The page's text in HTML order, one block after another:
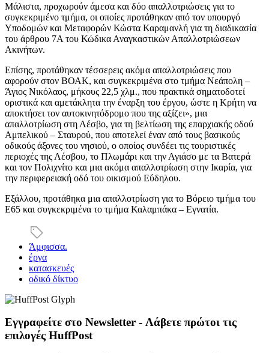
Μάλιστα, προχωρούν άμεσα και δύο απαλλοτριώσεις για το
συγκεκριμένο τμήμα, οι οποίες προτάθηκαν από τον υπουργό
Υποδομών και Μεταφορών Κώστα Καραμανλή για τη διαδικασία
του άρθρου 7Α του Κώδικα Αναγκαστικών Απαλλοτριώσεων
Ακινήτων.
Επίσης, προτάθηκαν τέσσερεις ακόμα απαλλοτριώσεις που
αφορούν στον ΒΟΑΚ, και συγκεκριμένα στο τμήμα Νεάπολη –
Άγιος Νικόλαος, μήκους 22,5 χλμ., που πρακτικά σηματοδοτεί
οριστικά και αμετάκλητα την έναρξη του έργου, ώστε η Κρήτη να
αποκτήσει τον αυτοκινητόδρομο που της αξίζει», μια
απαλλοτρίωση στη Λέσβο, για τη βελτίωση της επαρχιακής οδού
Αμπελικού – Σταυρού, που αποτελεί έναν από τους βασικούς
οδικούς άξονες του νησιού, ο οποίος συνδέει τις τουριστικές
περιοχές της Λέσβου, το Πλωμάρι και την Αγιάσο με τα Βατερά
και τον Πολιχνίτο και μια ακόμα απαλλοτρίωση στην Ικαρία, για
την περιφερειακή οδό του οικισμού Εύδηλου.
Εξάλλου, προτάθηκα μια απαλλοτρίωση για το Βόρειο τμήμα του
Ε65 και συγκεκριμένα το τμήμα Καλαμπάκα – Εγνατία.
Άμφισσα.
έργα
κατασκευές
οδικό δίκτυο
Εγγραφείτε στο Newsletter - Λάβετε πρώτοι τις
επιλογές HuffPost